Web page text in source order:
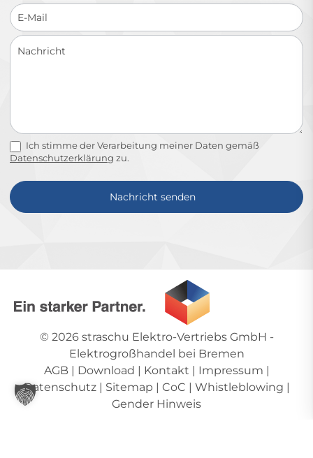
Ich stimme der Verarbeitung meiner Daten gemäß
Datenschutzerklärung zu.
Nachricht senden
© 2026 straschu Elektro-Vertriebs GmbH -
Elektrogroßhandel bei Bremen
AGB | Download | Kontakt | Impressum |
Datenschutz| Sitemap | CoC | Whistleblowing |
Gender Hinweis